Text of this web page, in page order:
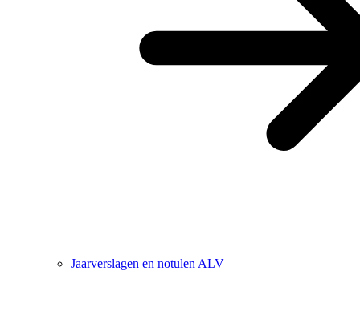
Jaarverslagen en notulen ALV